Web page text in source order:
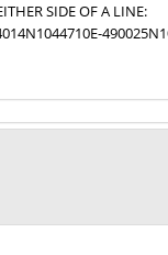
SIDE OF A LINE: